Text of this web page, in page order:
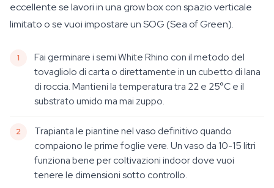
eccellente se lavori in una grow box con spazio verticale
limitato o se vuoi impostare un SOG (Sea of Green).
Fai germinare i semi White Rhino con il metodo del
tovagliolo di carta o direttamente in un cubetto di lana
di roccia. Mantieni la temperatura tra 22 e 25°C e il
substrato umido ma mai zuppo.
Trapianta le piantine nel vaso definitivo quando
compaiono le prime foglie vere. Un vaso da 10-15 litri
funziona bene per coltivazioni indoor dove vuoi
tenere le dimensioni sotto controllo.